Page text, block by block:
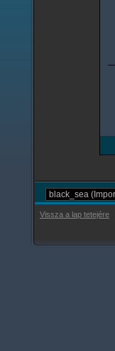
Vissza a lap tetejére